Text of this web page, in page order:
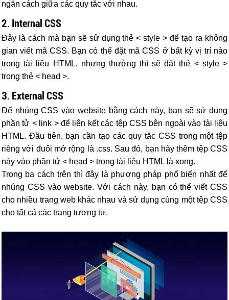
ngăn cách giữa các quy tắc với nhau.
2. Internal CSS
Đây là cách mà bạn sẽ sử dụng thẻ < style > để tạo ra không
gian viết mã CSS. Bạn có thể đặt mã CSS ở bất kỳ vị trí nào
trong tài liệu HTML, nhưng thường thì sẽ đặt thẻ < style >
trong thẻ < head >.
3. External CSS
Để nhúng CSS vào website bằng cách này, bạn sẽ sử dụng
phần tử < link > để liên kết các tệp CSS bên ngoài vào tài liệu
HTML. Đầu tiên, bạn cần tạo các quy tắc CSS trong một tệp
riêng với đuôi mở rộng là .css. Sau đó, bạn hãy thêm tệp CSS
này vào phần tử < head > trong tài liệu HTML là xong.
Trong ba cách trên thì đây là phương pháp phổ biến nhất để
nhúng CSS vào website. Với cách này, bạn có thể viết CSS
cho nhiều trang web khác nhau và sử dụng cùng một tệp CSS
cho tất cả các trang tương tự.